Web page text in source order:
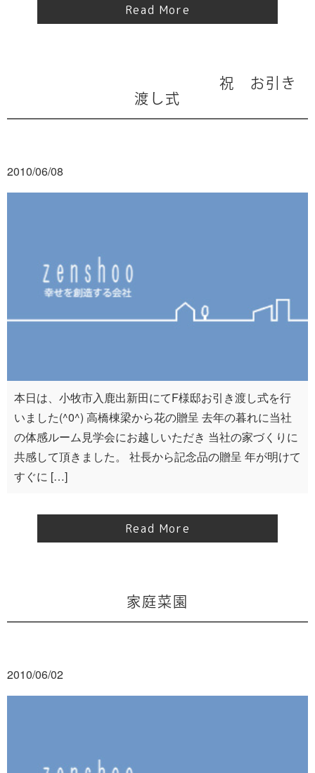
Read More
祝 お引き
渡し式
2010/06/08
本日は、小牧市入鹿出新田にてF様邸お引き渡し式を行
いました(^0^) 高橋棟梁から花の贈呈 去年の暮れに当社
の体感ルーム見学会にお越しいただき 当社の家づくりに
共感して頂きました。 社長から記念品の贈呈 年が明けて
すぐに […]
Read More
家庭菜園
2010/06/02